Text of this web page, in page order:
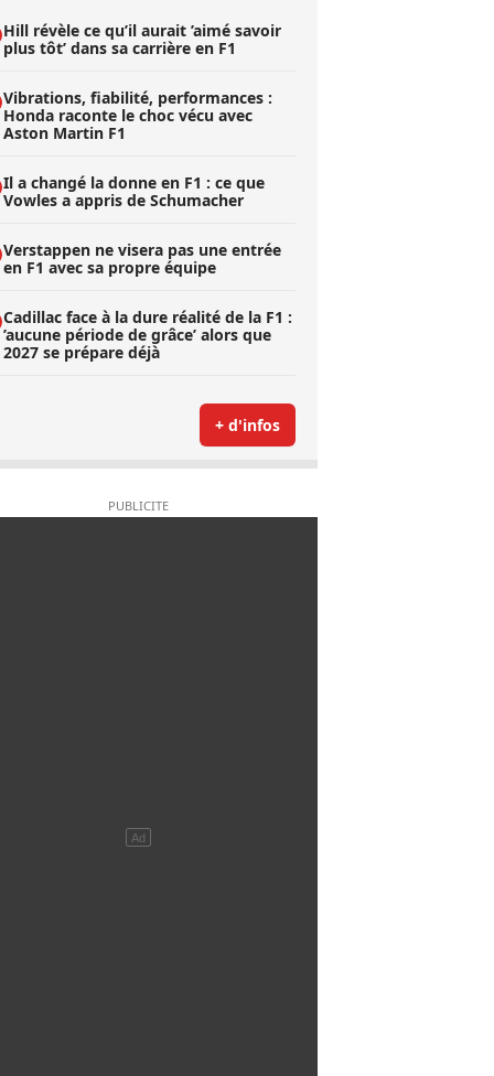
Hill révèle ce qu’il aurait ’aimé savoir
plus tôt’ dans sa carrière en F1
Vibrations, fiabilité, performances :
Honda raconte le choc vécu avec
Aston Martin F1
Il a changé la donne en F1 : ce que
Vowles a appris de Schumacher
Verstappen ne visera pas une entrée
en F1 avec sa propre équipe
Cadillac face à la dure réalité de la F1 :
’aucune période de grâce’ alors que
2027 se prépare déjà
+ d'infos